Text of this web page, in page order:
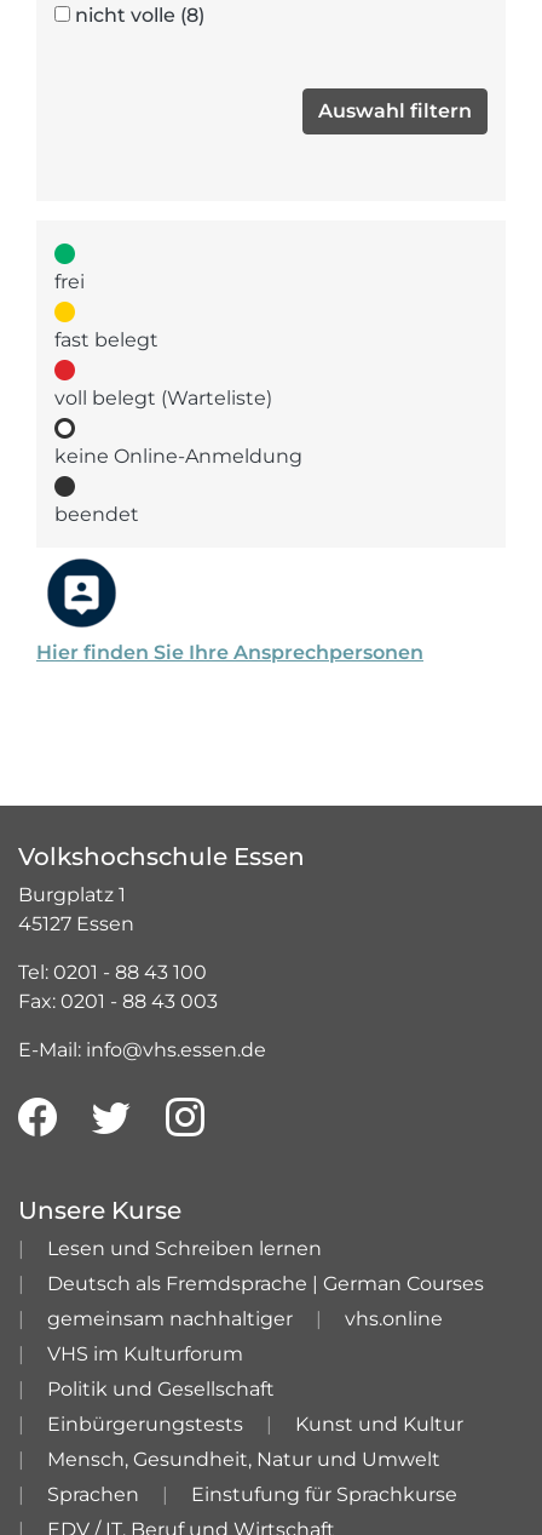
Hier finden Sie Ihre Ansprechpersonen
nicht volle (8)
frei
fast belegt
voll belegt (Warteliste)
keine Online-Anmeldung
beendet
Volkshochschule Essen
Burgplatz 1
45127 Essen
Tel: 0201 - 88 43 100
Fax: 0201 - 88 43 003
E-Mail: info@vhs.essen.de
Unsere Kurse
Lesen und Schreiben lernen
Deutsch als Fremdsprache | German Courses
gemeinsam nachhaltiger
vhs.online
VHS im Kulturforum
Politik und Gesellschaft
Einbürgerungstests
Kunst und Kultur
Mensch, Gesundheit, Natur und Umwelt
Sprachen
Einstufung für Sprachkurse
EDV / IT, Beruf und Wirtschaft